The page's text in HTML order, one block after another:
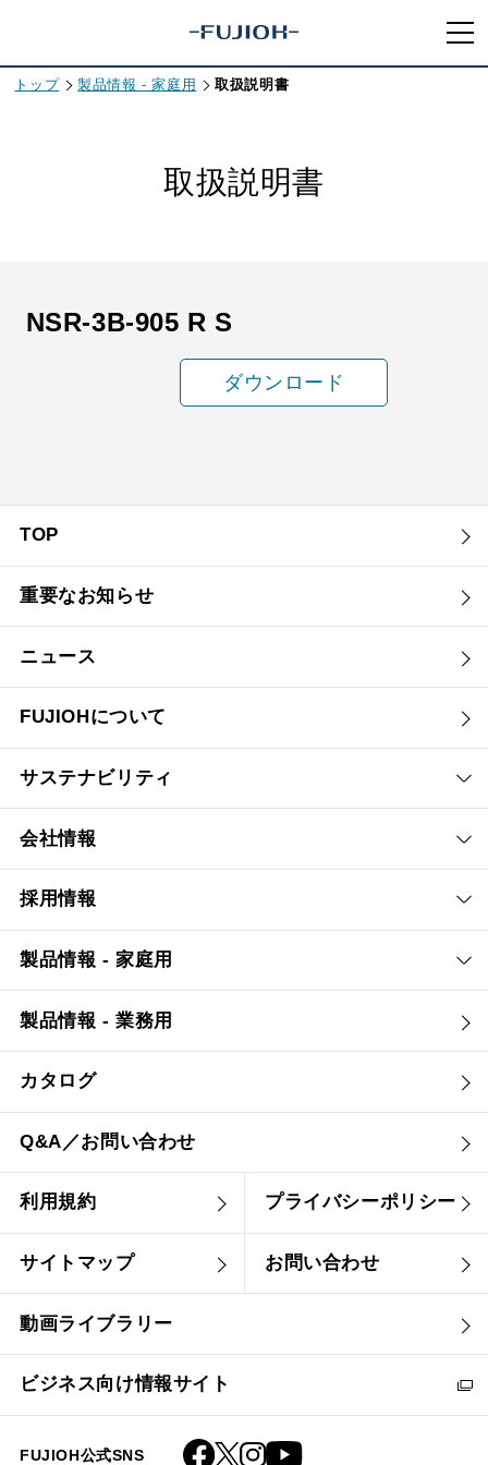
トップ 製品情報 - 家庭用 取扱説明書
取扱説明書
NSR-3B-905 R S
ダウンロード
TOP
重要なお知らせ
ニュース
FUJIOHについて
サステナビリティ
会社情報
採用情報
製品情報 - 家庭用
製品情報 - 業務用
カタログ
Q&A／お問い合わせ
利用規約 プライバシーポリシー
サイトマップ お問い合わせ
動画ライブラリー
ビジネス向け情報サイト
FUJIOH公式SNS